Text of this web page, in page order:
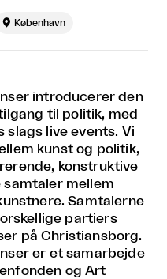
 København
introducerer den
til politik, med
slags live events. Vi
kunst og politik,
konstruktive
samtaler mellem
Samtalerne
partiers
på Christiansborg.
er et samarbejde
og Art